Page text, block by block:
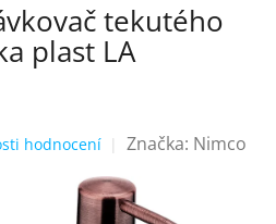
tekutého
plast LA
hodnocení Značka: Nimco